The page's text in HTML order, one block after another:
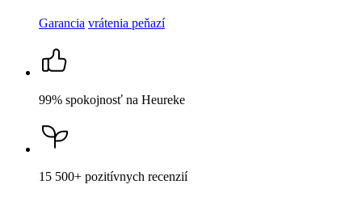
Garancia vrátenia peňazí
99% spokojnosť na Heureke
15 500+ pozitívnych recenzií